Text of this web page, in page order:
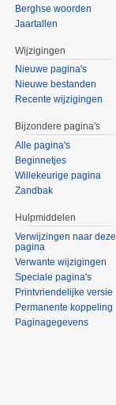
Berghse woorden
Jaartallen
Wijzigingen
Nieuwe pagina's
Nieuwe bestanden
Recente wijzigingen
Bijzondere pagina's
Alle pagina's
Beginnetjes
Willekeurige pagina
Zandbak
Hulpmiddelen
Verwijzingen naar deze
pagina
Verwante wijzigingen
Speciale pagina's
Printvriendelijke versie
Permanente koppeling
Paginagegevens